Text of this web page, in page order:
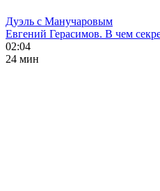
Дуэль с Манучаровым
Евгений Герасимов. В чем
02:04
24 мин